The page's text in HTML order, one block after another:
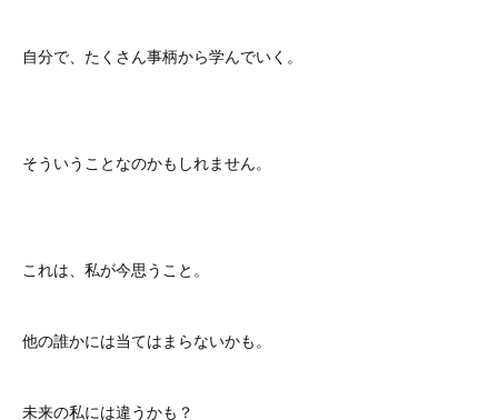
自分で、たくさん事柄から学んでいく。
そういうことなのかもしれません。
これは、私が今思うこと。
他の誰かには当てはまらないかも。
未来の私には違うかも？